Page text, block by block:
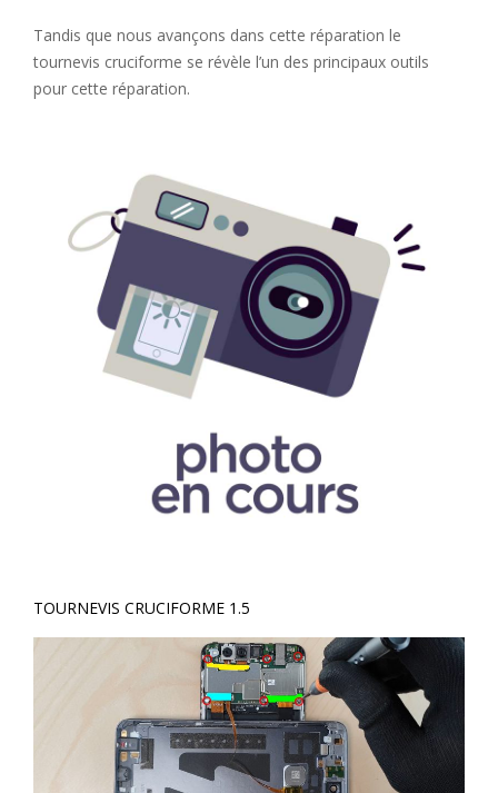
Tandis que nous avançons dans cette réparation le
tournevis cruciforme se révèle l’un des principaux outils
pour cette réparation.
TOURNEVIS CRUCIFORME 1.5